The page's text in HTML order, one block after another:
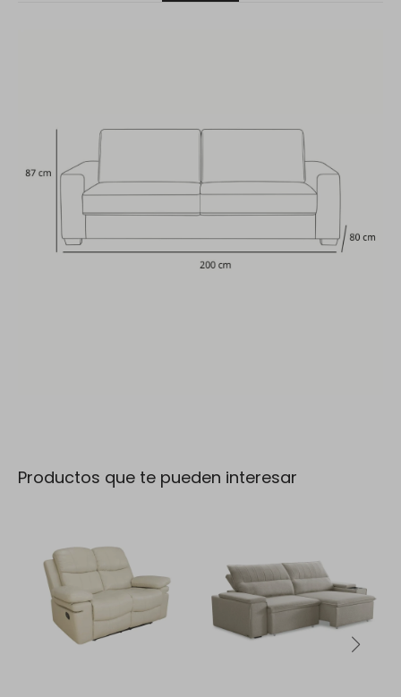
Productos que te pueden interesar